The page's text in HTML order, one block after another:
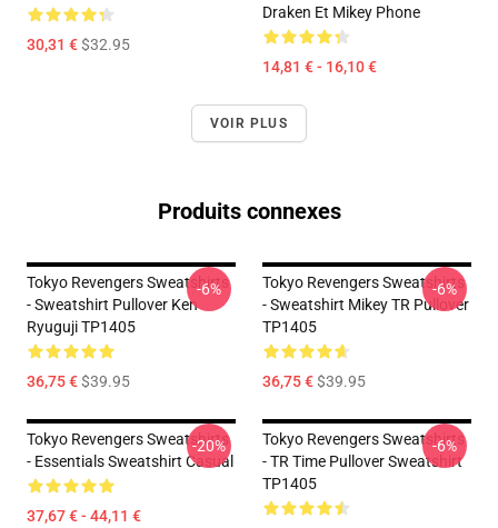
30,31 €$32.95
Draken Et Mikey Phone
14,81 € - 16,10 €
VOIR PLUS
Produits connexes
Tokyo Revengers Sweatshirts
- Sweatshirt Pullover Ken
Ryuguji TP1405
36,75 €$39.95
-6%
Tokyo Revengers Sweatshirts
- Sweatshirt Mikey TR Pullover
TP1405
36,75 €$39.95
-6%
Tokyo Revengers Sweatshirts
- Essentials Sweatshirt Casual
37,67 € - 44,11 €
-20%
Tokyo Revengers Sweatshirts
- TR Time Pullover Sweatshirt
TP1405
-6%